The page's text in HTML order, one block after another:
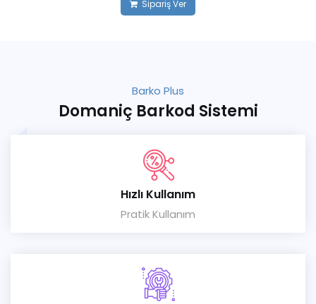
Sipariş Ver
Barko Plus
Domaniç Barkod Sistemi
Hızlı Kullanım
Pratik Kullanım